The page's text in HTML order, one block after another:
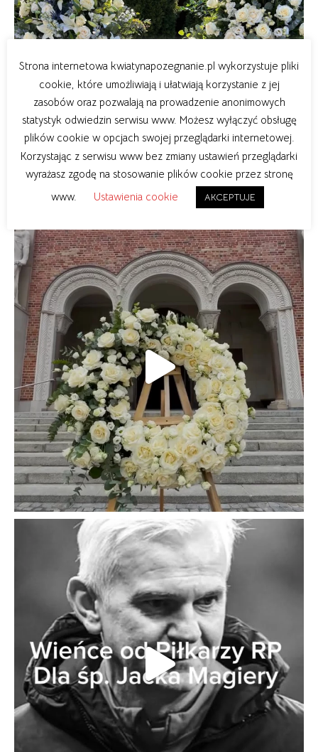
Strona internetowa kwiatynapozegnanie.pl wykorzystuje pliki
cookie, które umożliwiają i ułatwiają korzystanie z jej
zasobów oraz pozwalają na prowadzenie anonimowych
statystyk odwiedzin serwisu www. Możesz wyłączyć obsługę
plików cookie w opcjach swojej przeglądarki internetowej.
Korzystając z serwisu www bez zmiany ustawień przeglądarki
wyrażasz zgodę na stosowanie plików cookie przez stronę
www.
Ustawienia cookie AKCEPTUJE